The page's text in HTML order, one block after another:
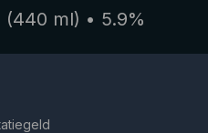
(440 ml) • 5.9%